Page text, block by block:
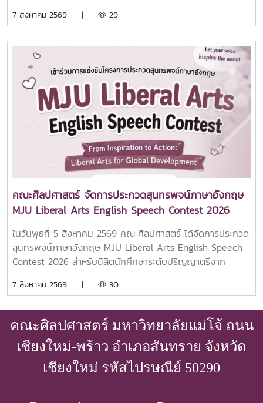
Institute ประเทศนิวซีแลนด์ ณ ห้อง 404 อาคารประเสริฐ ณ
Mr. Jason D. Sheen ได้ร่วมแลกเปลี่ยนและแนะนำข้อมูลด้านการ
ศึกษาที่ IPU New Zealand Tertiary Institute ให้กับนักศึกษา
คณะฯ พร้อมทั้งได้ร่วมการลงนามความร่วมมือ MOU กับทาง
มหาวิทยาลัยแม่โจ้ โดยคณะศิลปศาสตร์ร่วมเป็นพยานในการลง
นามครั้งนี้คณะศิลปศาสตร์ มหาวิทยาลัยแม่โจ้ มุ่งมั่นในการขยาย
เครือข่ายความร่วมมือกับสถาบันการศึกษาชั้นนำจากต่างประเทศ
เพื่อเปิดโอกาสให้นักศึกษาและบุคลากรได้พัฒนาศักยภาพด้าน
วิชาการ ภาษา และทักษะความเป็นพลเมืองโลก พร้อมยกระดับ
คุณภาพการศึกษาให้สอดคล้องกับบริบทสากลอย่างยั่งยืน
7 สิงหาคม 2569 | 29
คณะศิลปศาสตร์ จัดการประกวดสุนทรพจน์ภาษาอังกฤษ
MJU Liberal Arts English Speech Contest 2026
ในวันพุธที่ 5 สิงหาคม 2569 คณะศิลปศาสตร์ ได้จัดการประกวด
สุนทรพจน์ภาษาอังกฤษ MJU Liberal Arts English Speech
Contest 2026 สำหรับนิสิตนักศึกษาระดับปริญญาตรีจาก
Action: Liberal Arts for Global Development” หรือ “จาก
โลก”คณะฯ ขอขอบคุณผู้เข้าแข่งขันทั้ง 13 คน จาก 8
มหาวิทยาลัย ที่ร่วมถ่ายทอดแนวคิดอันสร้างสรรค์ ความมุ่งมั่น
และการกล่าวสุนทรพจน์อันน่าประทับใจ นอกจากนี้ ขอแสดง
ความขอบคุณอย่างจริงใจต่อคณะกรรมการผู้ทรงคุณวุฒิ
คณาจารย์ ผู้เข้าร่วมงาน และทุกท่านที่มีส่วนร่วมทำให้กิจกรรมใน
7 สิงหาคม 2569 | 30
คณะศิลปศาสตร์ มหาวิทยาลัยแม่โจ้ ถนน
เชียงใหม่-พร้าว อำเภอสันทราย จังหวัด
เชียงใหม่ รหัสไปรษณีย์ 50290